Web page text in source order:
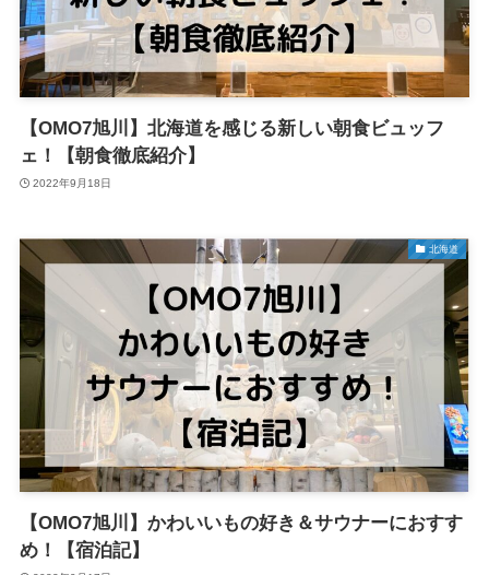
【OMO7旭川】北海道を感じる新しい朝食ビュッフ
ェ！【朝食徹底紹介】
2022年9月18日
北海道
【OMO7旭川】かわいいもの好き＆サウナーにおすす
め！【宿泊記】